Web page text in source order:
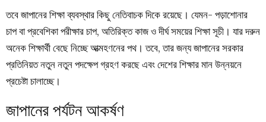
তবে জাপানের শিক্ষা ব্যবস্থার কিছু নেতিবাচক দিকে রয়েছে। যেমন- পড়াশোনার
চাপ বা প্রবেশিকা পরীক্ষার চাপ, অতিরিক্ত কাজ ও দীর্ঘ সময়ের শিক্ষা সূচী। যার দরুন
অনেক শিক্ষার্থী বেছে নিচ্ছে আত্মহণনের পথ। তবে, তার জন্য জাপানের সরকার
প্রতিনিয়ত নতুন নতুন পদক্ষেপ গ্রহণ করছে এবং দেশের শিক্ষার মান উন্নয়নে
প্রচেষ্টা চালাচ্ছে।
জাপানের পর্যটন আকর্ষণ